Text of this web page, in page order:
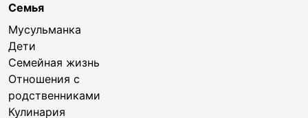
Семья
Мусульманка
Дети
Семейная жизнь
Отношения с
родственниками
Кулинария